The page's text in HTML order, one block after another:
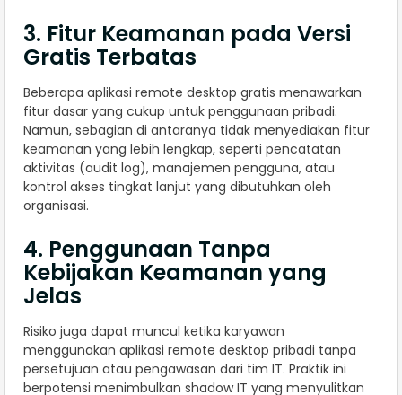
3. Fitur Keamanan pada Versi
Gratis Terbatas
Beberapa aplikasi remote desktop gratis menawarkan
fitur dasar yang cukup untuk penggunaan pribadi.
Namun, sebagian di antaranya tidak menyediakan fitur
keamanan yang lebih lengkap, seperti pencatatan
aktivitas (audit log), manajemen pengguna, atau
kontrol akses tingkat lanjut yang dibutuhkan oleh
organisasi.
4. Penggunaan Tanpa
Kebijakan Keamanan yang
Jelas
Risiko juga dapat muncul ketika karyawan
menggunakan aplikasi remote desktop pribadi tanpa
persetujuan atau pengawasan dari tim IT. Praktik ini
berpotensi menimbulkan shadow IT yang menyulitkan